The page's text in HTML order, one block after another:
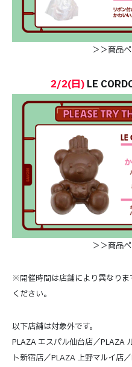
＞＞商品
2/2(日) LE
＞＞商品
※開催時間は店舗により異なり
ください。
以下店舗は対象外です。
PLAZA エスパル仙台店／PLAZA
ト新宿店／PLAZA 上野マルイ店